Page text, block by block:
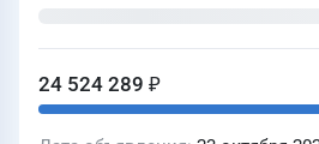
24 524 289 ₽